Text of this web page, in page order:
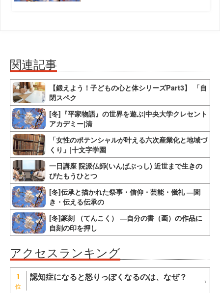
関連記事
【鍛えよう！子どもの心と体シリーズPart3】 「自
閉スペク
[冬]『平家物語』の世界を遊ぶ|中央大学クレセント
アカデミー|清
「女性のポテンシャルが叶える六次産業化と地域づ
くり」|十文字学園
一日講座 院派仏師(いんぱぶっし) 近世まで生きの
びたもうひとつ
[冬]伝承と描かれた祭事・信仰・芸能・儀礼 ―聞
き・伝える伝承の
[冬]篆刻 （てんこく） ―自分の書（画）の作品に
自刻の印を押し
アクセスランキング
1 認知症になると怒りっぽくなるのは、なぜ？